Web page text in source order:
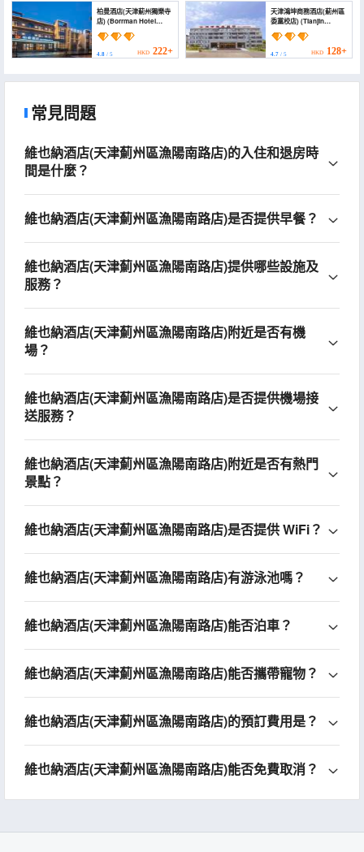
柏曼酒店(天津薊州獨樂寺
店) (Borrman Hotel
(Dule Temple, Jizhou,
Tianjin))
4.8 / 5 HKD 222+
天津鴻坤商務酒店(薊州區
委黨校店) (Tianjin
Hongxu Business
Hotel)
4.7/ 5 HKD 128+
常見問題
維也納酒店(天津薊州區漁陽南路店)的入住和退房時
間是什麼？
維也納酒店(天津薊州區漁陽南路店)是否提供早餐？
維也納酒店(天津薊州區漁陽南路店)提供哪些設施及
服務？
維也納酒店(天津薊州區漁陽南路店)附近是否有機
場？
維也納酒店(天津薊州區漁陽南路店)是否提供機場接
送服務？
維也納酒店(天津薊州區漁陽南路店)附近是否有熱門
景點？
維也納酒店(天津薊州區漁陽南路店)是否提供 WiFi？
維也納酒店(天津薊州區漁陽南路店)有游泳池嗎？
維也納酒店(天津薊州區漁陽南路店)能否泊車？
維也納酒店(天津薊州區漁陽南路店)能否攜帶寵物？
維也納酒店(天津薊州區漁陽南路店)的預訂費用是？
維也納酒店(天津薊州區漁陽南路店)能否免費取消？